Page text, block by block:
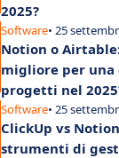
2025?
Software• 25
Notion o
migliore per una
progetti nel
Software• 25
ClickUp vs
strumenti di